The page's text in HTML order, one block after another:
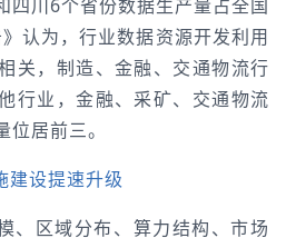
四川6个省份数据生产量占全国
认为，行业数据资源开发利用
关，制造、金融、交通物流行
行业，金融、采矿、交通物流
居前三。
建设提速升级
、区域分布、算力结构、市场